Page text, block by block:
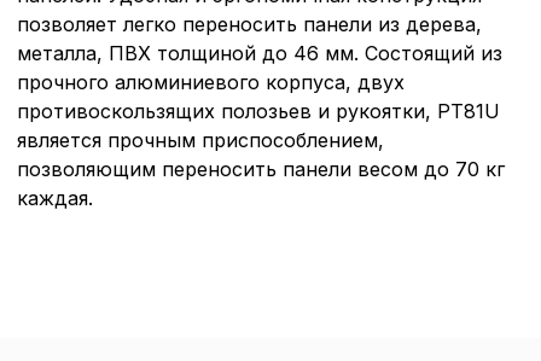
позволяет легко переносить панели из дерева,
металла, ПВХ толщиной до 46 мм. Состоящий из
прочного алюминиевого корпуса, двух
противоскользящих полозьев и рукоятки, PT81U
является прочным приспособлением,
позволяющим переносить панели весом до 70 кг
каждая.